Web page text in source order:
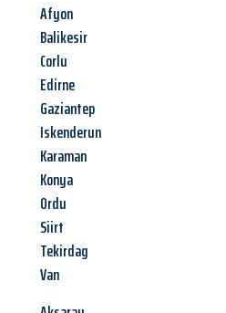
Afyon
Balikesir
Corlu
Edirne
Gaziantep
Iskenderun
Karaman
Konya
Ordu
Siirt
Tekirdag
Van